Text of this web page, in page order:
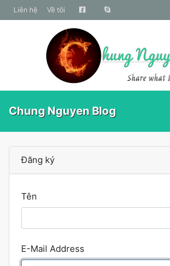
liên hệ Về tôi
Chung Nguyen Blog
Đăng ký
Tên
E-Mail Address